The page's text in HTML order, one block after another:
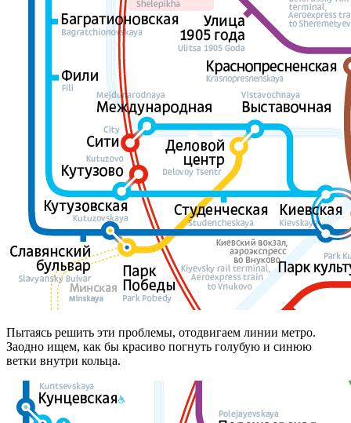
Пытаясь решить эти проблемы, отодвигаем линии метро.
Заодно ищем, как бы красиво погнуть голубую и синюю
ветки внутри кольца.